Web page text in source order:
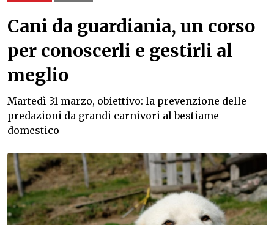
Cani da guardiania, un corso
per conoscerli e gestirli al
meglio
Martedì 31 marzo, obiettivo: la prevenzione delle
predazioni da grandi carnivori al bestiame
domestico